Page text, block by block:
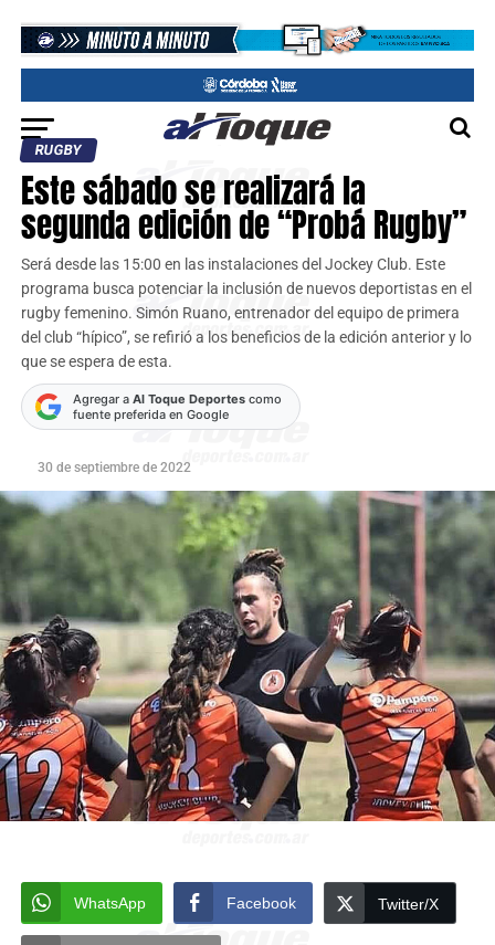
RUGBY
Este sábado se realizará la
segunda edición de “Probá Rugby”
Será desde las 15:00 en las instalaciones del Jockey Club. Este
programa busca potenciar la inclusión de nuevos deportistas en el
rugby femenino. Simón Ruano, entrenador del equipo de primera
del club “hípico”, se refirió a los beneficios de la edición anterior y lo
que se espera de esta.
Agregar a Al Toque Deportescomo
fuente preferida en Google
30 de septiembre de 2022
WhatsApp Facebook Twitter/X